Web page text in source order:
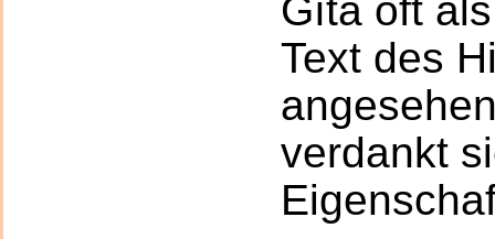
Gītā oft
Text des
verdankt